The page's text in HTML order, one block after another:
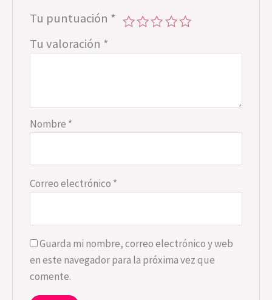
Tu puntuación *
Tu valoración *
Nombre *
Correo electrónico *
Guarda mi nombre, correo electrónico y web
en este navegador para la próxima vez que
comente.